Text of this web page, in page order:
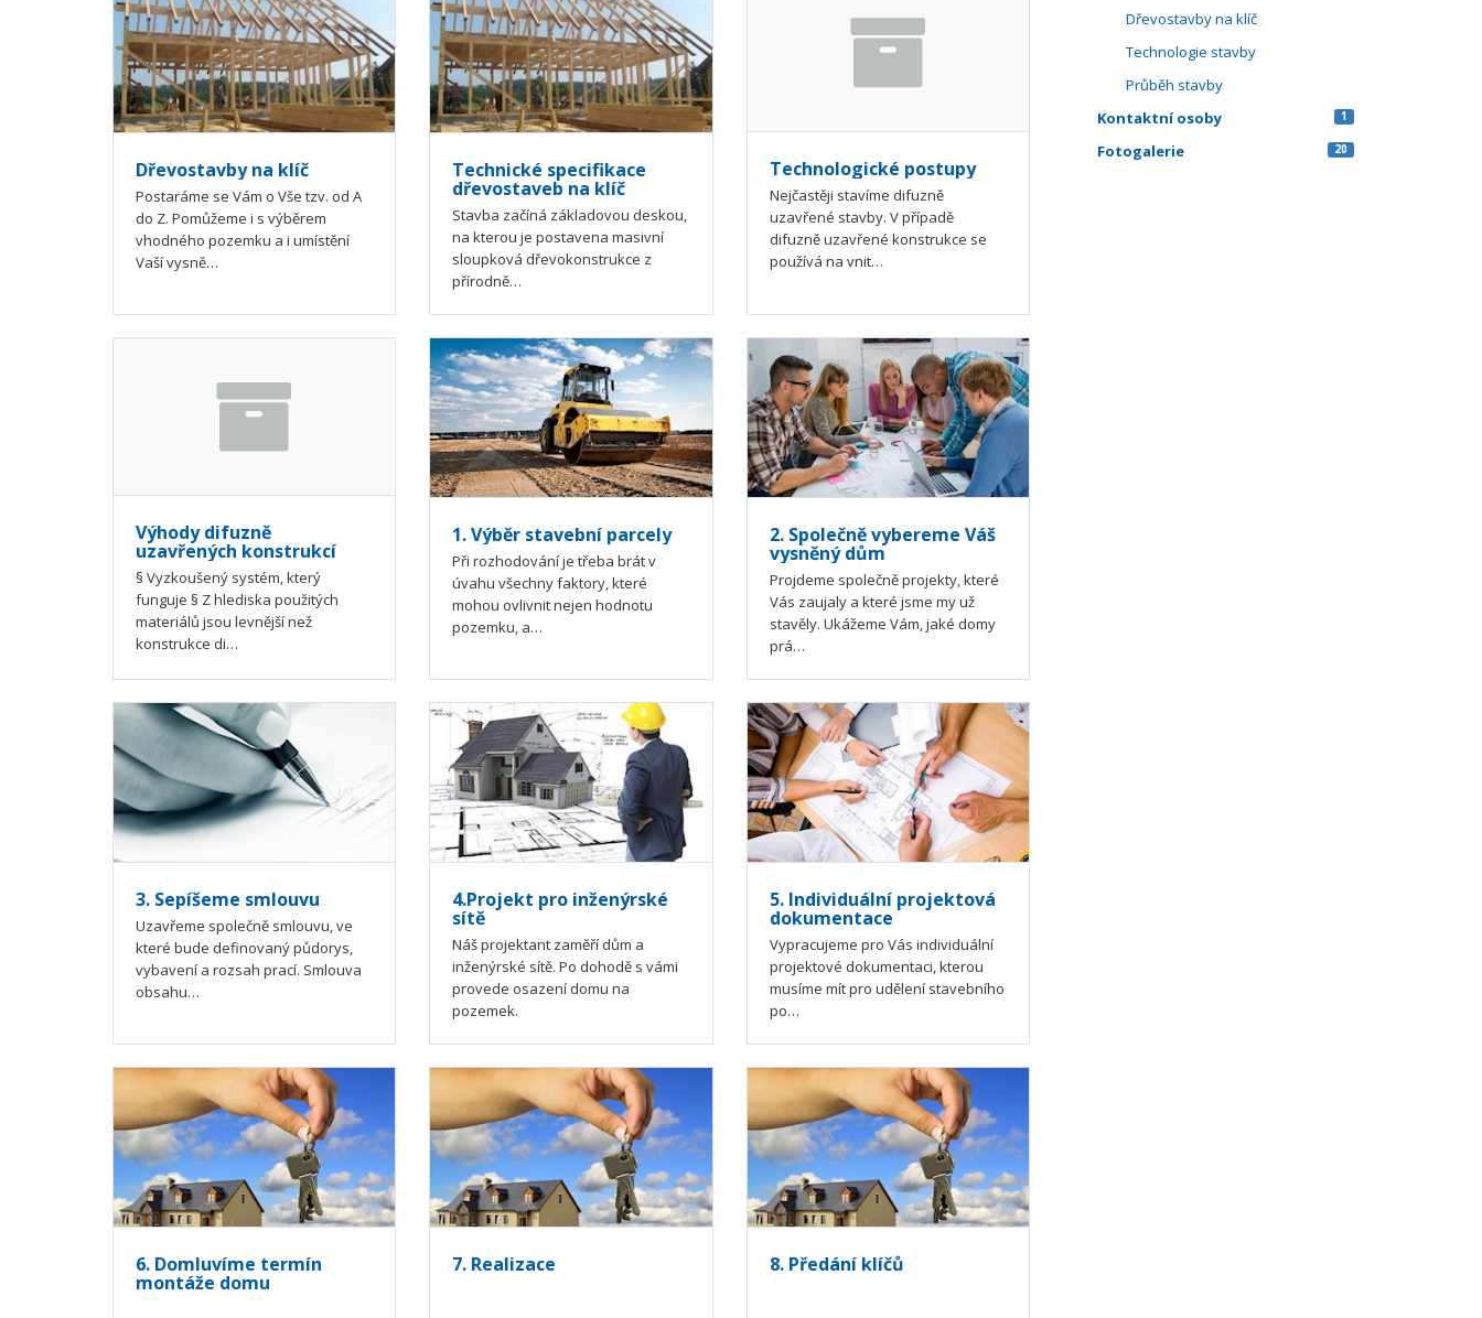
Dřevostavby na klíč
Postaráme se Vám o Vše tzv. od A
do Z. Pomůžeme i s výběrem
vhodného pozemku a i umístění
Vaší vysně…
Technické specifikace
dřevostaveb na klíč
Stavba začíná základovou deskou,
na kterou je postavena masivní
sloupková dřevokonstrukce z
přírodně…
Technologické postupy
Nejčastěji stavíme difuzně
uzavřené stavby. V případě
difuzně uzavřené konstrukce se
používá na vnit…
Výhody difuzně
uzavřených konstrukcí
§ Vyzkoušený systém, který
funguje § Z hlediska použitých
materiálů jsou levnější než
konstrukce di…
1. Výběr stavební parcely
Při rozhodování je třeba brát v
úvahu všechny faktory, které
mohou ovlivnit nejen hodnotu
pozemku, a…
2. Společně vybereme Váš
vysněný dům
Projdeme společně projekty, které
Vás zaujaly a které jsme my už
stavěly. Ukážeme Vám, jaké domy
prá…
3. Sepíšeme smlouvu
Uzavřeme společně smlouvu, ve
které bude definovaný půdorys,
vybavení a rozsah prací. Smlouva
obsahu…
4.Projekt pro inženýrské
sítě
Náš projektant zaměří dům a
inženýrské sítě. Po dohodě s vámi
provede osazení domu na
pozemek.
5. Individuální projektová
dokumentace
Vypracujeme pro Vás individuální
projektové dokumentaci, kterou
musíme mít pro udělení stavebního
po…
6. Domluvíme termín
montáže domu
7. Realizace 8. Předání klíčů
Dřevostavby na klíč
Technologie stavby
Průběh stavby
Kontaktní osoby
1
Fotogalerie 20